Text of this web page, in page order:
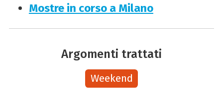
Mostre in corso a Milano
Argomenti trattati
Weekend